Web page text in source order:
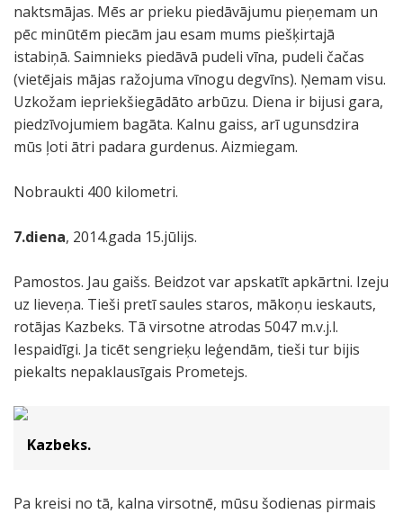
naktsmājas. Mēs ar prieku piedāvājumu pieņemam un
pēc minūtēm piecām jau esam mums piešķirtajā
istabiņā. Saimnieks piedāvā pudeli vīna, pudeli čačas
(vietējais mājas ražojuma vīnogu degvīns). Ņemam visu.
Uzkožam iepriekšiegādāto arbūzu. Diena ir bijusi gara,
piedzīvojumiem bagāta. Kalnu gaiss, arī ugunsdzira
mūs ļoti ātri padara gurdenus. Aizmiegam.
Nobraukti 400 kilometri.
7.diena, 2014.gada 15.jūlijs.
Pamostos. Jau gaišs. Beidzot var apskatīt apkārtni. Izeju
uz lieveņa. Tieši pretī saules staros, mākoņu ieskauts,
rotājas Kazbeks. Tā virsotne atrodas 5047 m.v.j.l.
Iespaidīgi. Ja ticēt sengrieķu leģendām, tieši tur bijis
piekalts nepaklausīgais Prometejs.
Kazbeks.
Pa kreisi no tā, kalna virsotnē, mūsu šodienas pirmais